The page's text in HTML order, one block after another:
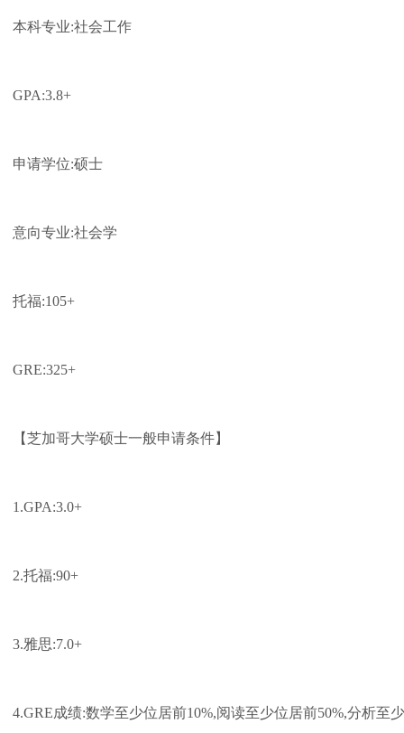
本科专业:社会工作
GPA:3.8+
申请学位:硕士
意向专业:社会学
托福:105+
GRE:325+
【芝加哥大学硕士一般申请条件】
1.GPA:3.0+
2.托福:90+
3.雅思:7.0+
4.GRE成绩:数学至少位居前10%,阅读至少位居前50%,分析至